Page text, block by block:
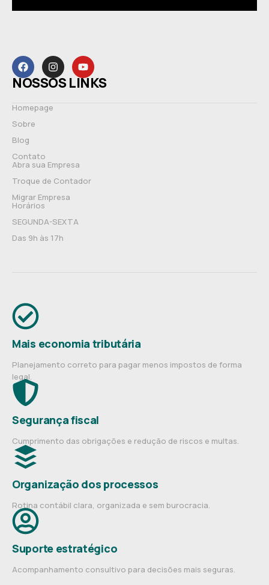
NOSSOS LINKS
Homepage
Sobre
Blog
Contato
Abra sua Empresa
Troque de Contador
Migrar Empresa
Horários
SEGUNDA-SEXTA
Das 9h às 17h
Mais economia tributária
Planejamento correto para pagar menos impostos de forma
legal.
Segurança fiscal
Cumprimento das obrigações e redução de riscos e multas.
Organização dos processos
Rotina contábil clara, organizada e sem burocracia.
Suporte estratégico
Acompanhamento consultivo para decisões mais seguras.